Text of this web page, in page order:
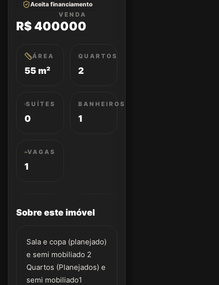
Aceita financiamento
VENDA
R$ 400000
ÁREA
55 m²
QUARTOS
2
SUÍTES
0
BANHEIROS
1
VAGAS
1
Sobre este imóvel
Sala e copa (planejado)
e semi mobiliado 2
Quartos (Planejados) e
semi mobiliado1